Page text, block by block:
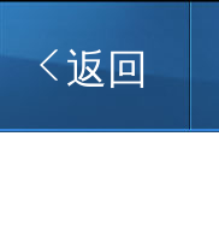
返回